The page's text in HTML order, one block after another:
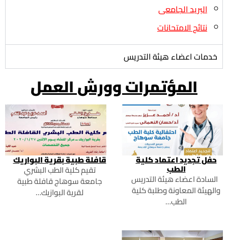
البريد الجامعى
نتائج الامتحانات
خدمات اعضاء هيئة التدريس
المؤتمرات وورش العمل
حفل تجديد اعتماد كلية
الطب
السادة اعضاء هيئة التدريس
والهيئة المعاونة وطلبة كلية
الطب…
قافلة طبية بقرية البواريك
تقيم كلية الطب البشري
جامعة سوهاج قافلة طبية
لقرية البوازيك…